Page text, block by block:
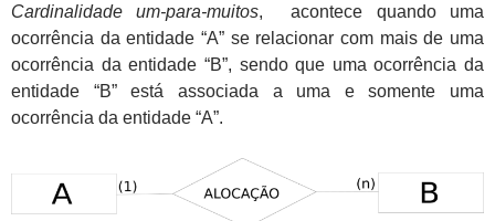
Cardinalidade um-para-muitos, acontece quando uma
ocorrência da entidade “A” se relacionar com mais de uma
ocorrência da entidade “B”, sendo que uma ocorrência da
entidade “B” está associada a uma e somente uma
ocorrência da entidade “A”.